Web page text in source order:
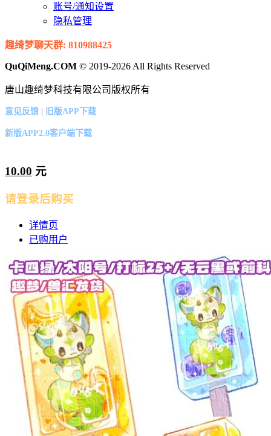
账号/通知设置
隐私管理
趣绮梦聊天群: 810988425
QuQiMeng.COM © 2019-2026 All Rights Reserved
唐山趣绮梦科技有限公司版权所有
意见反馈 | 旧版APP下载
新版APP2.0客户端下载
10.00 元
请登录后购买
详情页
已购用户